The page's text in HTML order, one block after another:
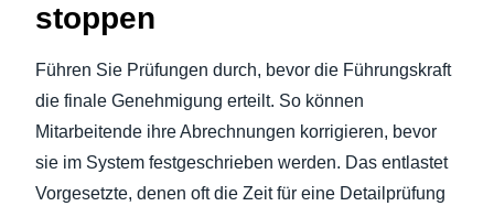
stoppen
Führen Sie Prüfungen durch, bevor die Führungskraft
die finale Genehmigung erteilt. So können
Mitarbeitende ihre Abrechnungen korrigieren, bevor
sie im System festgeschrieben werden. Das entlastet
Vorgesetzte, denen oft die Zeit für eine Detailprüfung